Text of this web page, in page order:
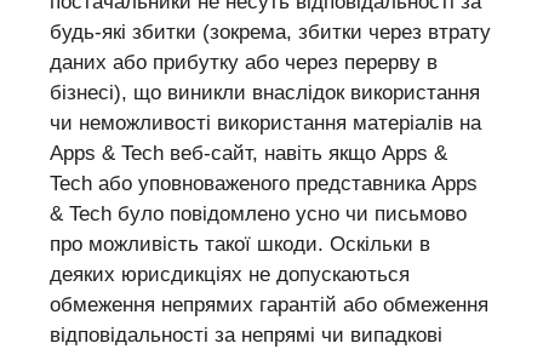
будь-які збитки (зокрема, збитки через втрату
даних або прибутку або через перерву в
бізнесі), що виникли внаслідок використання
чи неможливості використання матеріалів на
Apps & Tech веб-сайт, навіть якщо Apps &
Tech або уповноваженого представника Apps
& Tech було повідомлено усно чи письмово
про можливість такої шкоди. Оскільки в
деяких юрисдикціях не допускаються
обмеження непрямих гарантій або обмеження
відповідальності за непрямі чи випадкові